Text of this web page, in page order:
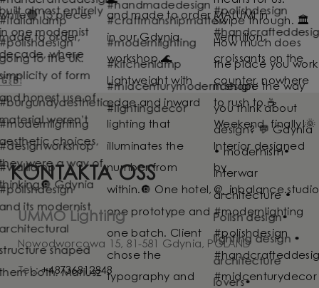
KONTAKTA OSS
UMMO Lighting
Nowodworcowa 15, 81-581 Gdynia, POLAND
Tel.:+48736812848